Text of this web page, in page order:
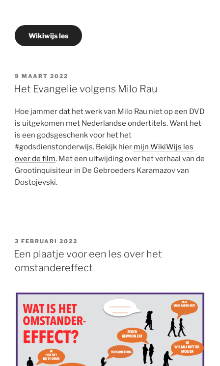
Wikiwijs les
GEPLAATST
OP
9 MAART 2022
Het Evangelie volgens Milo Rau
Hoe jammer dat het werk van Milo Rau niet op een DVD
is uitgekomen met Nederlandse ondertitels. Want het
is een godsgeschenk voor het het
#godsdienstonderwijs. Bekijk hier mijn WikiWijs les
over de film. Met een uitwijding over het verhaal van de
Grootinquisiteur in De Gebroeders Karamazov van
Dostojevski.
GEPLAATST
OP
3 FEBRUARI 2022
Een plaatje voor een les over het
omstandereffect